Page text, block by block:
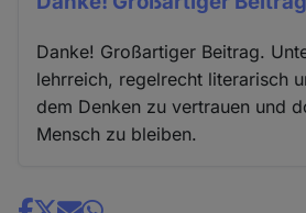
Danke! Großartiger Beitrag.
lehrreich, regelrecht literarisch
dem Denken zu vertrauen und
Mensch zu bleiben.